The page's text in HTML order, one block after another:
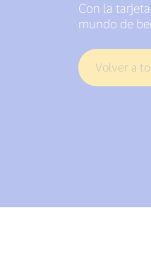
Con la
mundo de
Volver a